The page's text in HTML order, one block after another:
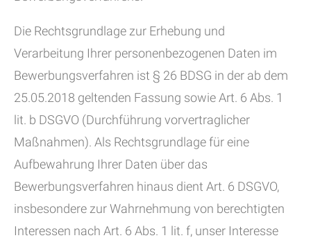
Die Rechtsgrundlage zur Erhebung und
Verarbeitung Ihrer personenbezogenen Daten im
Bewerbungsverfahren ist § 26 BDSG in der ab dem
25.05.2018 geltenden Fassung sowie Art. 6 Abs. 1
lit. b DSGVO (Durchführung vorvertraglicher
Maßnahmen). Als Rechtsgrundlage für eine
Aufbewahrung Ihrer Daten über das
Bewerbungsverfahren hinaus dient Art. 6 DSGVO,
insbesondere zur Wahrnehmung von berechtigten
Interessen nach Art. 6 Abs. 1 lit. f, unser Interesse